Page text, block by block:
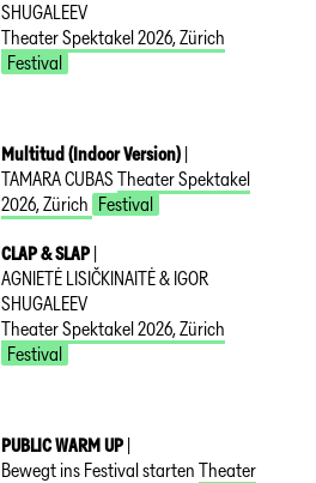
SHUGALEEV
Theater Spektakel 2026,Zürich
Festival
Multitud (Indoor Version) |
TAMARA CUBAS Theater Spektakel
2026,Zürich Festival
CLAP & SLAP |
AGNIETĖ LISIČKINAITĖ & IGOR
SHUGALEEV
Theater Spektakel 2026,Zürich
Festival
PUBLIC WARM UP |
Bewegt ins Festival starten Theater